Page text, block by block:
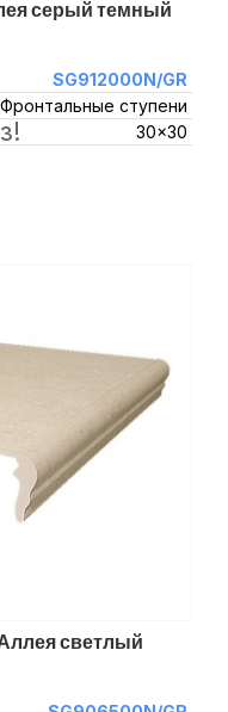
серый темный
SG912000N/GR
Фронтальные ступени
30x30
светлый